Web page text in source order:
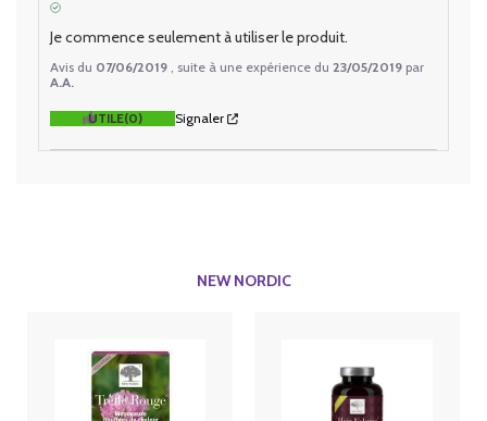
Je commence seulement à utiliser le produit.
Avis du 07/06/2019 , suite à une expérience du 23/05/2019 par
A.A.
UTILE(0) Signaler
NEW NORDIC